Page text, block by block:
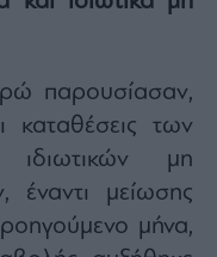
παρουσίασαν,
των
μη
έναντι μείωσης
μήνα,